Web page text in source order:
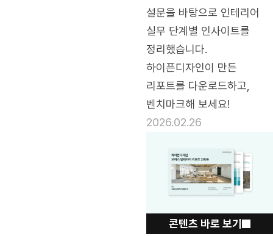
설문을 바탕으로 인테리어
실무 단계별 인사이트를
정리했습니다.
하이픈디자인이 만든
리포트를 다운로드하고,
벤치마크해 보세요!
2026.02.26
콘텐츠 바로 보기